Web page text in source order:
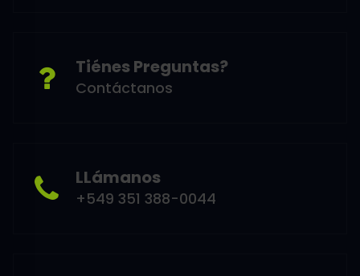
Tiénes Preguntas?
Contáctanos
LLámanos
+549 351 388-0044